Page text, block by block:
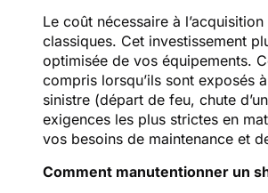
Le coût nécessaire à
classiques. Cet investissement
optimisée de vos équipements.
compris lorsqu’ils sont exposés
sinistre (départ de feu, chute
exigences les plus strictes en
vos besoins de maintenance et
Comment manutentionner un